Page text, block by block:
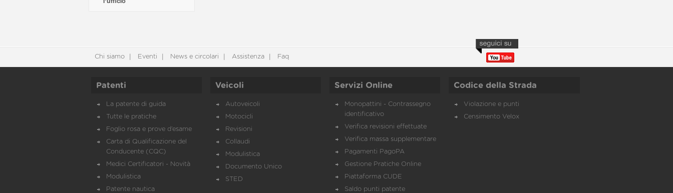
Chi siamo Eventi News e circolari Assistenza Faq
Patenti
La patente di guida
Tutte le pratiche
Foglio rosa e prove d’esame
Carta di Qualificazione del
Conducente (CQC)
Medici Certificatori - Novità
Modulistica
Patente nautica
Veicoli
Autoveicoli
Motocicli
Revisioni
Collaudi
Modulistica
Documento Unico
STED
Servizi Online
Monopattini - Contrassegno
identificativo
Verifica revisioni effettuate
Verifica massa supplementare
Pagamenti PagoPA
Gestione Pratiche Online
Piattaforma CUDE
Saldo punti patente
Codice della Strada
Violazione e punti
Censimento Velox